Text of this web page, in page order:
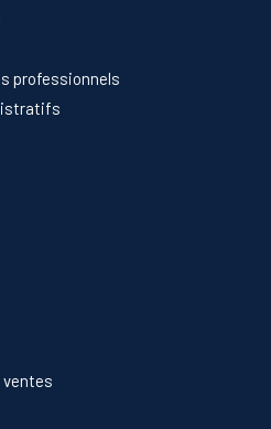
professionnels
ventes